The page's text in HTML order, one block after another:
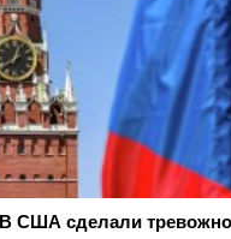
США сделали